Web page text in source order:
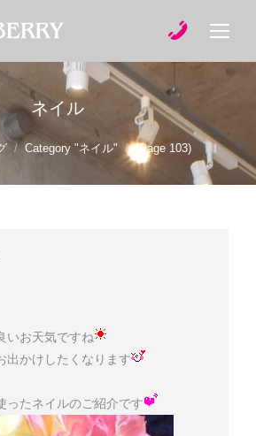
ネイル
Category "ネイル" (Page 103)
いお天気ですね
出かけしたくなります
ったネイルのご紹介です